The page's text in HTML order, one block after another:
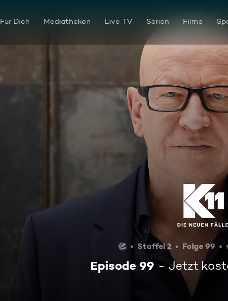
Für Dich Mediatheken Live TV Serien Filme
Staffel 2 Folge 99
Episode 99 Jetzt